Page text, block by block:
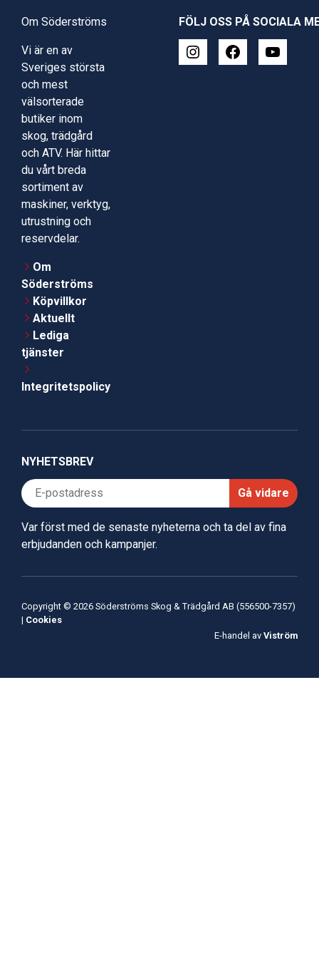
Om Söderströms
Vi är en av
Sveriges största
och mest
välsorterade
butiker inom
skog, trädgård
och ATV. Här hittar
du vårt breda
sortiment av
maskiner, verktyg,
utrustning och
reservdelar.
Om
Söderströms
Köpvillkor
Aktuellt
Lediga
tjänster
Integritetspolicy
FÖLJ OSS PÅ SOCIALA
NYHETSBREV
Gå vidare
Var först med de senaste nyheterna och ta del av fina
erbjudanden och kampanjer.
Copyright © 2026 Söderströms Skog & Trädgård AB (556500-7357)
| Cookies
E-handel av Viström